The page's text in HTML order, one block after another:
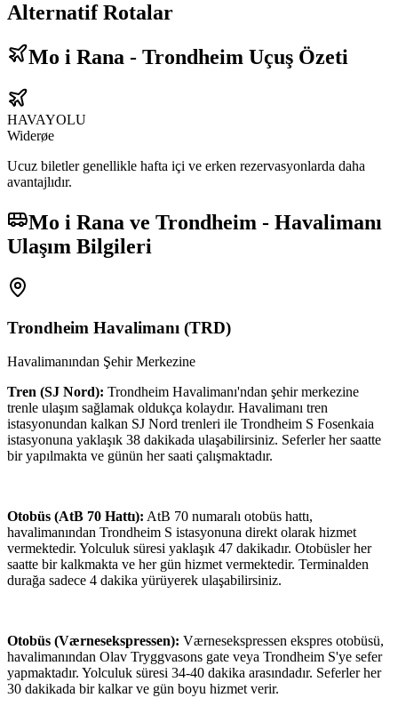
Alternatif Rotalar
Mo i Rana - Trondheim Uçuş Özeti
HAVAYOLU
Widerøe
Ucuz biletler genellikle hafta içi ve erken rezervasyonlarda daha
avantajlıdır.
Mo i Rana ve Trondheim - Havalimanı
Ulaşım Bilgileri
Trondheim Havalimanı (TRD)
Havalimanından Şehir Merkezine
Tren (SJ Nord): Trondheim Havalimanı'ndan şehir merkezine
trenle ulaşım sağlamak oldukça kolaydır. Havalimanı tren
istasyonundan kalkan SJ Nord trenleri ile Trondheim S Fosenkaia
istasyonuna yaklaşık 38 dakikada ulaşabilirsiniz. Seferler her saatte
bir yapılmakta ve günün her saati çalışmaktadır.
Otobüs (AtB 70 Hattı): AtB 70 numaralı otobüs hattı,
havalimanından Trondheim S istasyonuna direkt olarak hizmet
vermektedir. Yolculuk süresi yaklaşık 47 dakikadır. Otobüsler her
saatte bir kalkmakta ve her gün hizmet vermektedir. Terminalden
durağa sadece 4 dakika yürüyerek ulaşabilirsiniz.
Otobüs (Værnesekspressen): Værnesekspressen ekspres otobüsü,
havalimanından Olav Tryggvasons gate veya Trondheim S'ye sefer
yapmaktadır. Yolculuk süresi 34-40 dakika arasındadır. Seferler her
30 dakikada bir kalkar ve gün boyu hizmet verir.